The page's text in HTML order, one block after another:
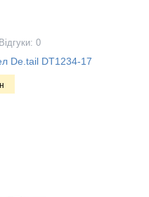
Відгуки: 0
De.tail DT1234-17